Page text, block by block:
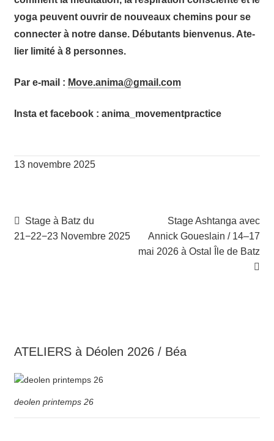
yoga peuvent ouvrir de nou­veaux che­mins pour se
connec­ter à notre danse. Débu­tants bien­ve­nus. Ate­
lier limi­té à 8 personnes.
Par e‑mail : moc.l
iamg@
amina
.evoM
Ins­ta et face­book : anima_movementpractice
13 novembre 2025
Navigation
Article
précédent :
Stage à Batz du
21−22−23 Novembre 2025
Article
suivant :
Stage Ashtanga avec
Annick Goueslain / 14–17
mai 2026 à Ostal Île de Batz
ATELIERS à Déolen 2026 / Béa
deolen printemps 26